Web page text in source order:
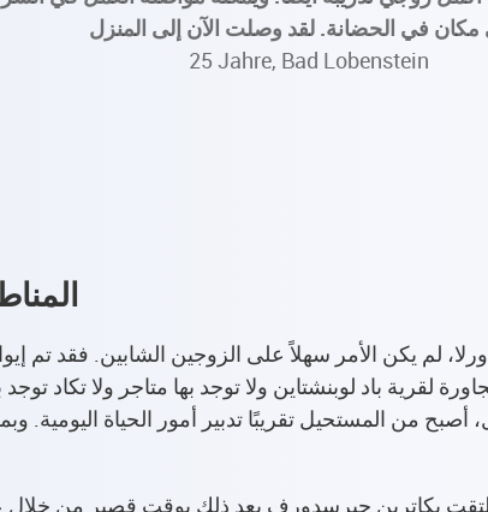
25 Jahre, Bad Lobenstein
لم يكن الأمر سهلاً على الزوجين الشابين. فقد تم
باد لوبنشتاين ولا توجد بها متاجر ولا تكاد
أصبح من المستحيل تقريبًا تدبير أمور الحياة اليومية.
سادية أديم إلى ألمانيا مع زوجها في عام 2015 والتقت بكاترين جيرسدورف بعد